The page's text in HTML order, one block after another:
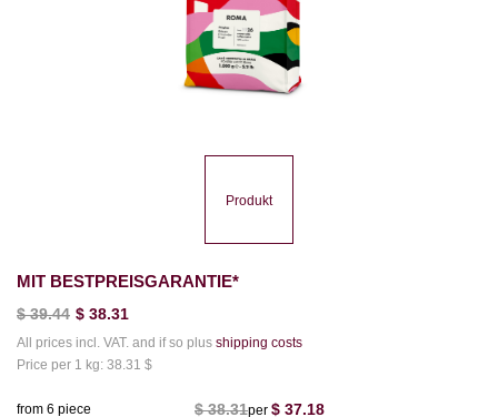
Produkt
MIT BESTPREISGARANTIE*
$39.44 $ 38.31
All prices incl. VAT. and if so plus shipping costs
Price per 1 kg: 38.31 $
from 6 piece $38.31per $ 37.18